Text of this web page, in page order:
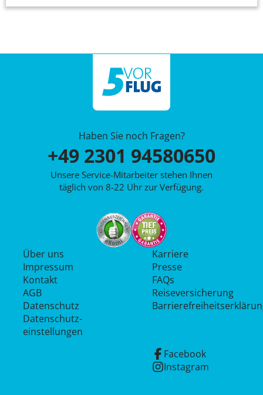
Haben Sie noch Fragen?
+49 2301 94580650
Unsere Service-Mitarbeiter stehen Ihnen
täglich von 8-22 Uhr zur Verfügung.
Über uns
Impressum
Kontakt
AGB
Datenschutz
Datenschutz­
einstellungen
Karriere
Presse
FAQs
Reiseversicherung
Facebook
Instagram